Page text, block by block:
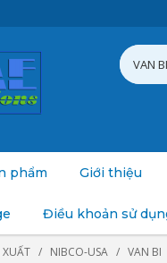
phẩm Giới thiệu
Điều khoản sử
XUẤT NIBCO-USA VAN BI